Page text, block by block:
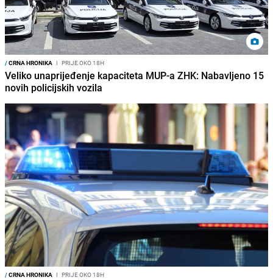
/CRNA HRONIKA I PRIJE OKO 18H
Veliko unaprijeđenje kapaciteta MUP-a ZHK: Nabavljeno 15
novih policijskih vozila
/CRNA HRONIKA I PRIJE OKO 18H